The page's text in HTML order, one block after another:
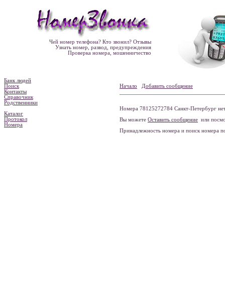
Чей номер телефона? Кто звонил? Отзывы
Узнать номер, развод, предупреждения
Проверка номера, мошенничество
Банк людей
Поиск
Контакты
Справочник
Родственники
Каталог
Протокол
Номера
Начало Добавить сообщение
Номера 78125272784 Санкт-Петербург
Вы можете Оставить сообщение или
Принадлежность номера и поиск номера